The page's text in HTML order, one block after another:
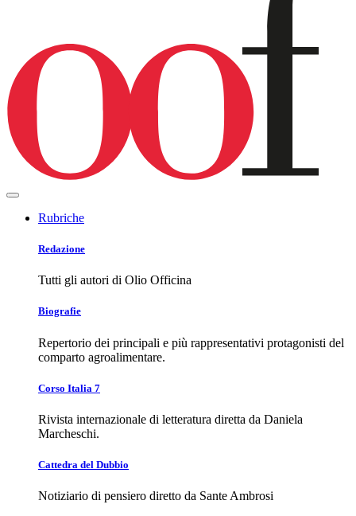
Rubriche
Redazione
Tutti gli autori di Olio Officina
Biografie
Repertorio dei principali e più rappresentativi protagonisti del
comparto agroalimentare.
Corso Italia 7
Rivista internazionale di letteratura diretta da Daniela
Marcheschi.
Cattedra del Dubbio
Notiziario di pensiero diretto da Sante Ambrosi